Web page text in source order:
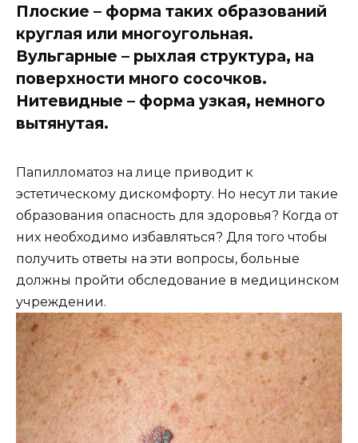
Плоские – форма таких образований
круглая или многоугольная.
Вульгарные – рыхлая структура, на
поверхности много сосочков.
Нитевидные – форма узкая, немного
вытянутая.
Папилломатоз на лице приводит к
эстетическому дискомфорту. Но несут ли такие
образования опасность для здоровья? Когда от
них необходимо избавляться? Для того чтобы
получить ответы на эти вопросы, больные
должны пройти обследование в медицинском
учреждении.